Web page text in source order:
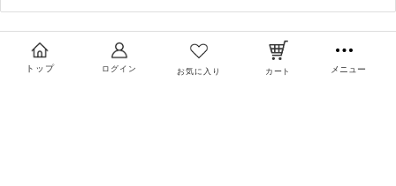
トップ ログイン お気に入り カート メニュー